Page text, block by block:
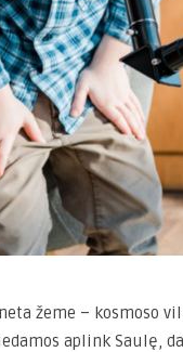
žeme – kosmoso
aplink Saulę,